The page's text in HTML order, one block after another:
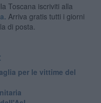
Toscana iscriviti alla
Arriva gratis tutti i giorni
di posta.
per le vittime del